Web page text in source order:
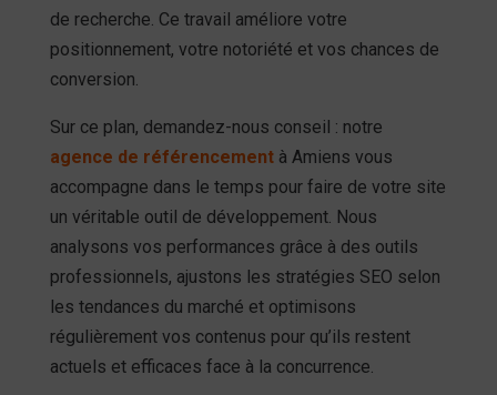
de recherche. Ce travail améliore votre
positionnement, votre notoriété et vos chances de
conversion.
Sur ce plan, demandez-nous conseil : notre
agence de référencement à Amiens vous
accompagne dans le temps pour faire de votre site
un véritable outil de développement. Nous
analysons vos performances grâce à des outils
professionnels, ajustons les stratégies SEO selon
les tendances du marché et optimisons
régulièrement vos contenus pour qu’ils restent
actuels et efficaces face à la concurrence.